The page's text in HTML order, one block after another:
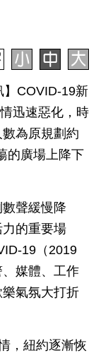
】COVID-19新
迅速惡化，時
為原規劃約
的廣場上降下
聲緩慢降
的重要場
19（2019
媒體、工作
氣氛大打折
，紐約逐漸恢